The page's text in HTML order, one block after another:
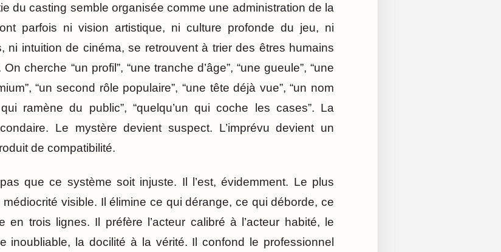
du casting semble organisée comme une administration de la
parfois ni vision artistique, ni culture profonde du jeu, ni
ni intuition de cinéma, se retrouvent à trier des êtres humains
cherche “un profil”, “une tranche d’âge”, “une gueule”, “une
“un second rôle populaire”, “une tête déjà vue”, “un nom
ramène du public”, “quelqu’un qui coche les cases”. La
Le mystère devient suspect. L’imprévu devient un
de compatibilité.
que ce système soit injuste. Il l’est, évidemment. Le plus
médiocrité visible. Il élimine ce qui dérange, ce qui déborde, ce
trois lignes. Il préfère l’acteur calibré à l’acteur habité, le
inoubliable, la docilité à la vérité. Il confond le professionnel